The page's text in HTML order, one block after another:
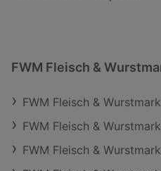
FWM Fleisch &
FWM Fleisch &
FWM Fleisch &
FWM Fleisch &